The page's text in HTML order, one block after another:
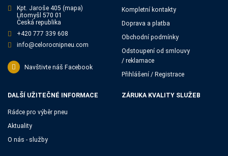
Kpt. Jaroše 405 (mapa)
Litomyšl 570 01
Česká republika
+420 777 339 608
info@celorocnipneu.com
Navštivte náš Facebook
Kompletní kontakty
Doprava a platba
Obchodní podmínky
Odstoupení od smlouvy
/ reklamace
Přihlášení / Registrace
DALŠÍ UŽITEČNÉ INFORMACE
Rádce pro výběr pneu
Aktuality
O nás - služby
ZÁRUKA KVALITY SLUŽEB